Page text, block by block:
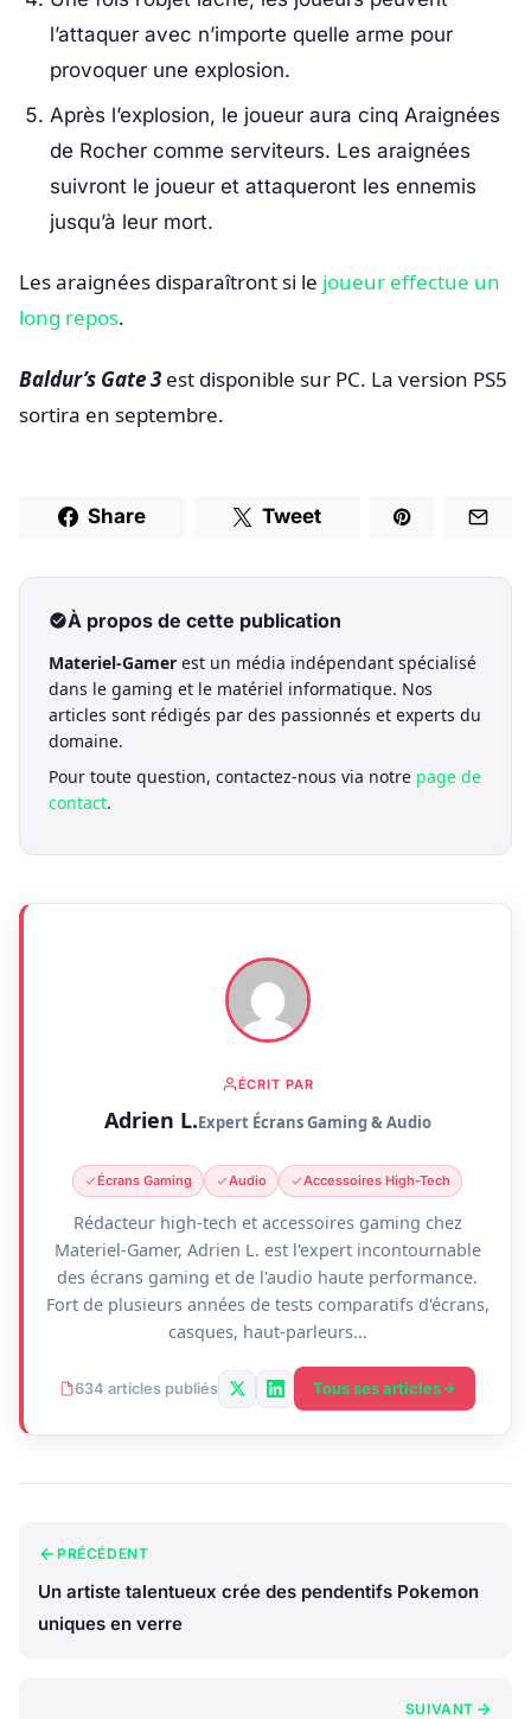
l’attaquer avec n’importe quelle arme pour
provoquer une explosion.
Après l’explosion, le joueur aura cinq Araignées
de Rocher comme serviteurs. Les araignées
suivront le joueur et attaqueront les ennemis
jusqu’à leur mort.
Les araignées disparaîtront si le joueur effectue un
long repos.
Baldur’s Gate 3 est disponible sur PC. La version PS5
sortira en septembre.
Share Tweet
À propos de cette publication
Materiel-Gamer est un média indépendant spécialisé
dans le gaming et le matériel informatique. Nos
articles sont rédigés par des passionnés et experts du
domaine.
Pour toute question, contactez-nous via notre page de
contact.
ÉCRIT PAR
Adrien L.Expert Écrans Gaming & Audio
Écrans Gaming Audio Accessoires High-Tech
Rédacteur high-tech et accessoires gaming chez
Materiel-Gamer, Adrien L. est l'expert incontournable
des écrans gaming et de l'audio haute performance.
Fort de plusieurs années de tests comparatifs d'écrans,
casques, haut-parleurs...
634 articles publiés Tous ses articles
PRÉCÉDENT
Un artiste talentueux crée des pendentifs Pokemon
uniques en verre
SUIVANT